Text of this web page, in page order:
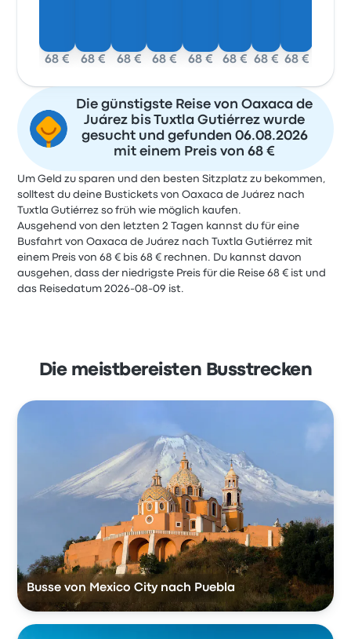
68 € 68 € 68 € 68 € 68 € 68 € 68 € 68 €
Die günstigste Reise von Oaxaca de
Juárez bis Tuxtla Gutiérrez wurde
gesucht und gefunden 06.08.2026
mit einem Preis von 68 €
Um Geld zu sparen und den besten Sitzplatz zu bekommen,
solltest du deine Bustickets von Oaxaca de Juárez nach
Tuxtla Gutiérrez so früh wie möglich kaufen.
Ausgehend von den letzten 2 Tagen kannst du für eine
Busfahrt von Oaxaca de Juárez nach Tuxtla Gutiérrez mit
einem Preis von 68 € bis 68 € rechnen. Du kannst davon
ausgehen, dass der niedrigste Preis für die Reise 68 € ist und
das Reisedatum 2026-08-09 ist.
Die meistbereisten Busstrecken
Busse von Mexico City nach Puebla